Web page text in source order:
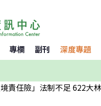
專欄 副刊 深度專題